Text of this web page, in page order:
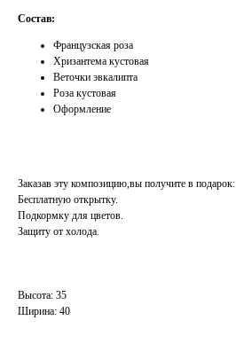
Состав:
Французская роза
Хризантема кустовая
Веточки эвкалипта
Роза кустовая
Оформление
Заказав эту композицию,вы получите в подарок:
Бесплатную открытку.
Подкормку для цветов.
Защиту от холода.
Высота: 35
Ширина: 40